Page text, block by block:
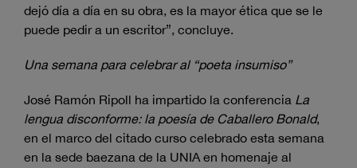
dejó día a día en su obra, es la mayor ética que se le
puede pedir a un escritor”, concluye.
Una semana para celebrar al “poeta insumiso”
José Ramón Ripoll ha impartido la conferencia La
lengua disconforme: la poesía de Caballero Bonald,
en el marco del citado curso celebrado esta semana
en la sede baezana de la UNIA en homenaje al